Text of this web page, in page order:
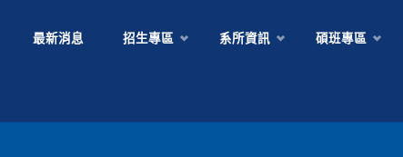
最新消息 招生專區 系所資訊 碩班專區